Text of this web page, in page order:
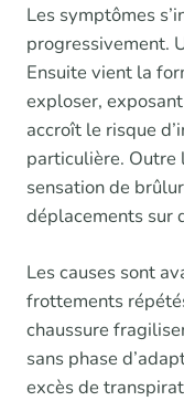
Les symptômes
progressivement.
Ensuite vient la
exploser,
accroît le risque
particulière. Outre
sensation de
déplacements sur
Les causes sont
frottements
chaussure
sans phase
excès de